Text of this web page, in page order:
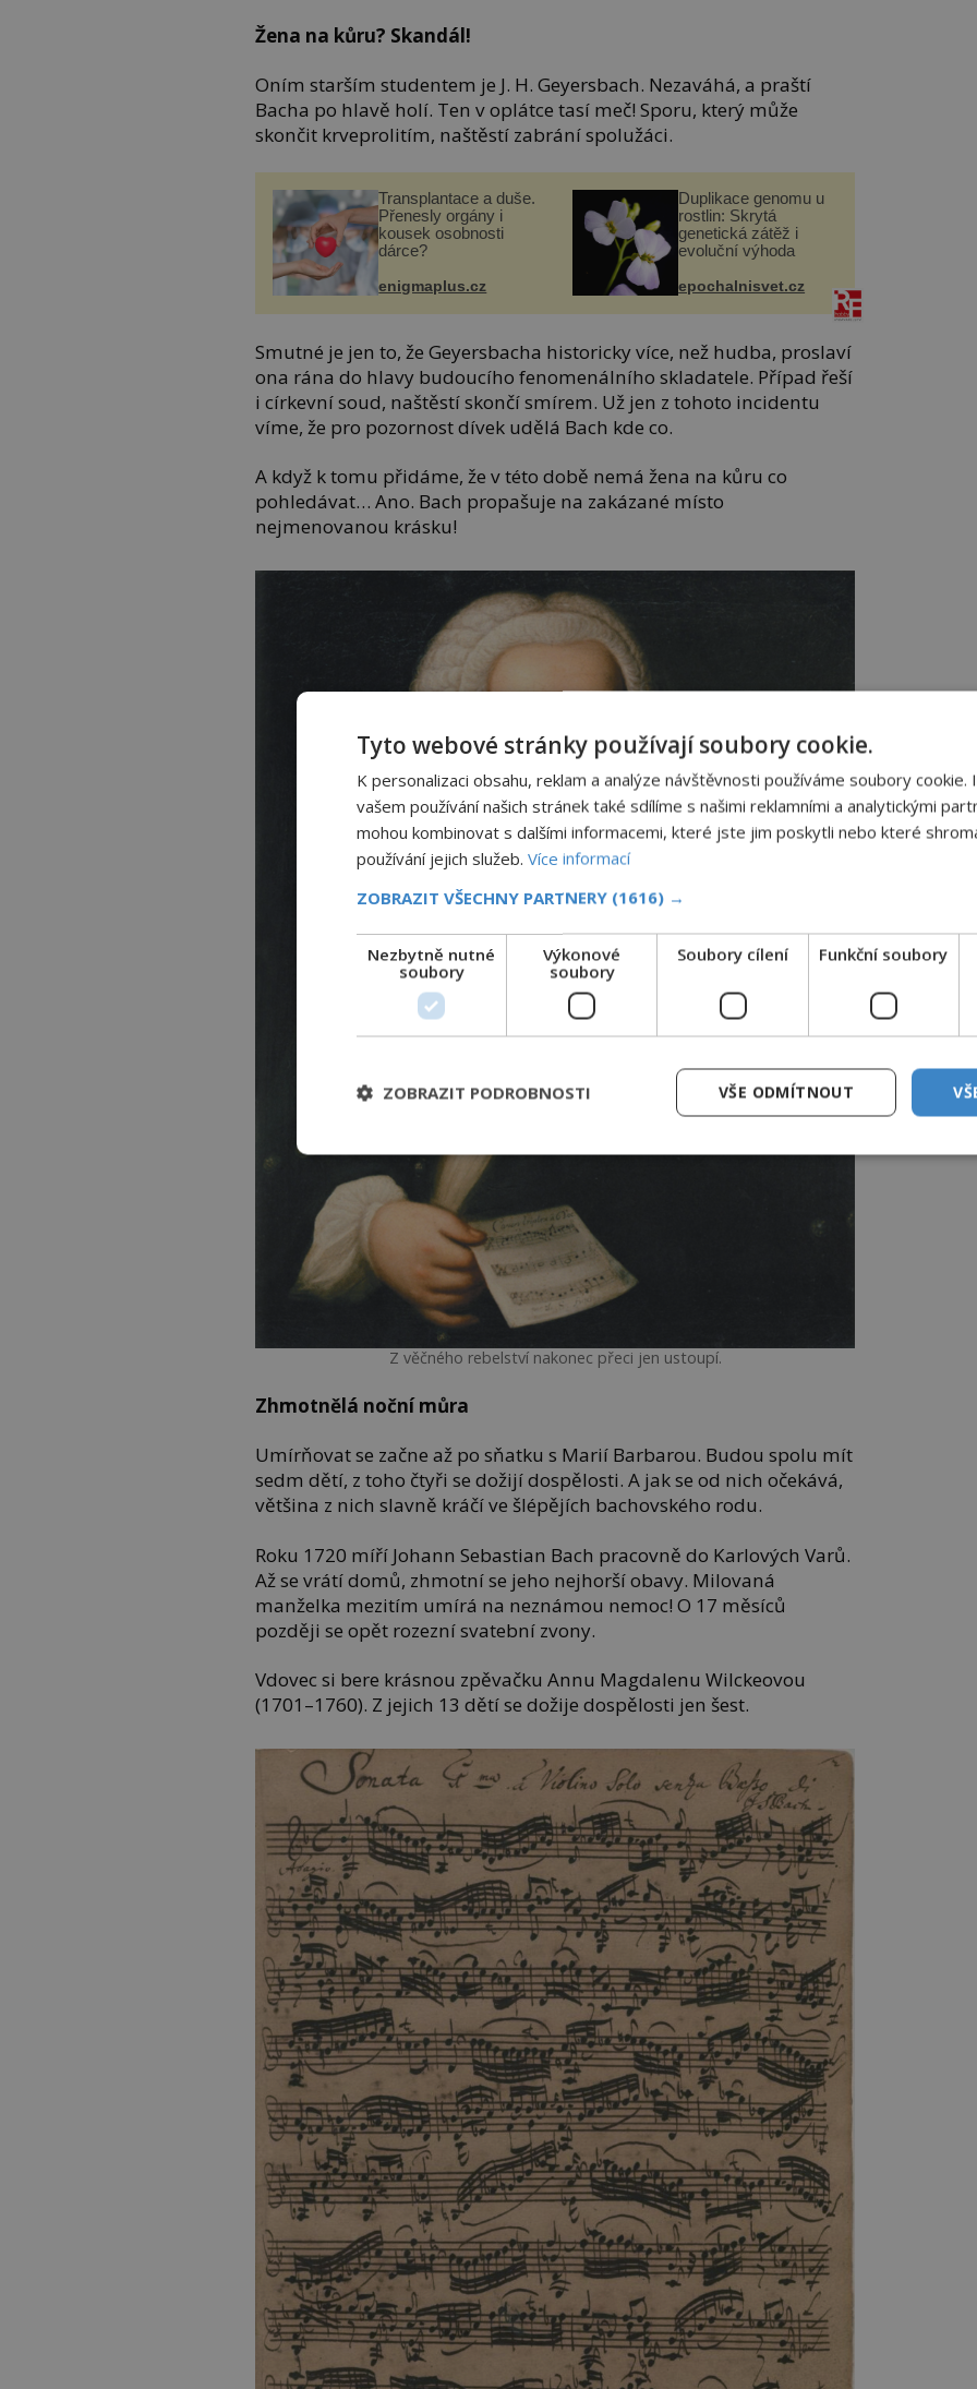
Žena na kůru? Skandál!
Oním starším studentem je J. H. Geyersbach. Nezaváhá, a praští
Bacha po hlavě holí. Ten v oplátce tasí meč! Sporu, který může
skončit krveprolitím, naštěstí zabrání spolužáci.
Transplantace a duše.
Přenesly orgány i
kousek osobnosti
dárce?
enigmaplus.cz
Duplikace genomu u
rostlin: Skrytá
genetická zátěž i
evoluční výhoda
epochalnisvet.cz
Smutné je jen to, že Geyersbacha historicky více, než hudba, proslaví
ona rána do hlavy budoucího fenomenálního skladatele. Případ řeší
i církevní soud, naštěstí skončí smírem. Už jen z tohoto incidentu
víme, že pro pozornost dívek udělá Bach kde co.
A když k tomu přidáme, že v této době nemá žena na kůru co
pohledávat… Ano. Bach propašuje na zakázané místo
nejmenovanou krásku!
Z věčného rebelství nakonec přeci jen ustoupí.
Zhmotnělá noční můra
Umírňovat se začne až po sňatku s Marií Barbarou. Budou spolu mít
sedm dětí, z toho čtyři se dožijí dospělosti. A jak se od nich očekává,
většina z nich slavně kráčí ve šlépějích bachovského rodu.
Roku 1720 míří Johann Sebastian Bach pracovně do Karlových Varů.
Až se vrátí domů, zhmotní se jeho nejhorší obavy. Milovaná
manželka mezitím umírá na neznámou nemoc! O 17 měsíců
později se opět rozezní svatební zvony.
Vdovec si bere krásnou zpěvačku Annu Magdalenu Wilckeovou
(1701–1760). Z jejich 13 dětí se dožije dospělosti jen šest.
Tyto webové stránky používají soubory cookie.
K personalizaci obsahu, reklam a analýze návštěvnosti používáme soubory cookie.
vašem používání našich stránek také sdílíme s našimi reklamními a analytickými
mohou kombinovat s dalšími informacemi, které jste jim poskytli nebo které
používání jejich služeb. Více informací
ZOBRAZIT VŠECHNY PARTNERY (1616) →
Nezbytně nutné
soubory
Výkonové
soubory
Soubory cílení Funkční soubory
VŠE ODMÍTNOUT
ZOBRAZIT PODROBNOSTI